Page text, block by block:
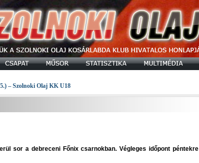
– Szolnoki Olaj KK U18
sor a debreceni Főnix csarnokban. Végleges időpont péntekre